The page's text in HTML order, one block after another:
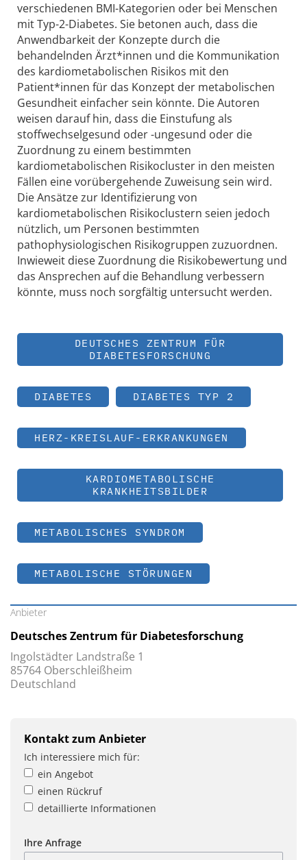
verschiedenen BMI-Kategorien oder bei Menschen
mit Typ-2-Diabetes. Sie betonen auch, dass die
Anwendbarkeit der Konzepte durch die
behandelnden Ärzt*innen und die Kommunikation
des kardiometabolischen Risikos mit den
Patient*innen für das Konzept der metabolischen
Gesundheit einfacher sein könnte. Die Autoren
weisen darauf hin, dass die Einstufung als
stoffwechselgesund oder -ungesund oder die
Zuordnung zu einem bestimmten
kardiometabolischen Risikocluster in den meisten
Fällen eine vorübergehende Zuweisung sein wird.
Die Ansätze zur Identifizierung von
kardiometabolischen Risikoclustern seien jedoch
nützlich, um Personen bestimmten
pathophysiologischen Risikogruppen zuzuordnen.
Inwieweit diese Zuordnung die Risikobewertung und
das Ansprechen auf die Behandlung verbessern
könnte, muss noch sorgfältig untersucht werden.
DEUTSCHES ZENTRUM FÜR
DIABETESFORSCHUNG
DIABETES DIABETES TYP 2
HERZ-KREISLAUF-ERKRANKUNGEN
KARDIOMETABOLISCHE
KRANKHEITSBILDER
METABOLISCHES SYNDROM
METABOLISCHE STÖRUNGEN
Anbieter
Deutsches Zentrum für Diabetesforschung
Ingolstädter Landstraße 1
85764 Oberschleißheim
Deutschland
Kontakt zum Anbieter
Ich interessiere mich für:
ein Angebot
einen Rückruf
detaillierte Informationen
Ihre Anfrage